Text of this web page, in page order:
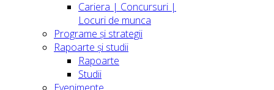
Cariera | Concursuri |
Locuri de munca
Programe și strategii
Rapoarte și studii
Rapoarte
Studii